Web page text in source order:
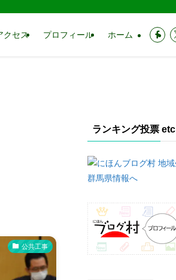
クセス プロフィール ホーム
公共工事
ランキング投票 etc